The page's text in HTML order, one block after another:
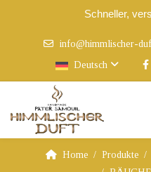
Schneller,
info@himmlischer-
Deutsch
Home Produkte